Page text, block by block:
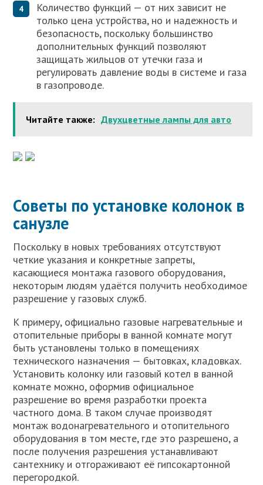
Количество функций — от них зависит не
только цена устройства, но и надежность и
безопасность, поскольку большинство
дополнительных функций позволяют
защищать жильцов от утечки газа и
регулировать давление воды в системе и газа
в газопроводе.
Читайте также: Двухцветные лампы для авто
Советы по установке колонок в
санузле
Поскольку в новых требованиях отсутствуют
четкие указания и конкретные запреты,
касающиеся монтажа газового оборудования,
некоторым людям удаётся получить необходимое
разрешение у газовых служб.
К примеру, официально газовые нагревательные и
отопительные приборы в ванной комнате могут
быть установлены только в помещениях
технического назначения — бытовках, кладовках.
Установить колонку или газовый котел в ванной
комнате можно, оформив официальное
разрешение во время разработки проекта
частного дома. В таком случае производят
монтаж водонагревательного и отопительного
оборудования в том месте, где это разрешено, а
после получения разрешения устанавливают
сантехнику и отгораживают её гипсокартонной
перегородкой.